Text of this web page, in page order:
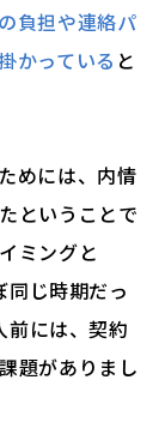
負担や連絡パ
かっている と
めには、内情
ということで
ミングと
じ時期だっ
には、契約
題がありまし